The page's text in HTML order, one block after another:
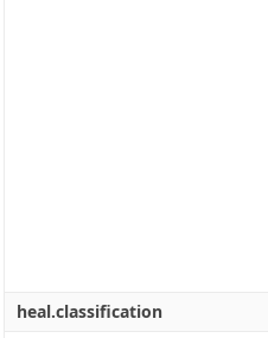
heal.classification